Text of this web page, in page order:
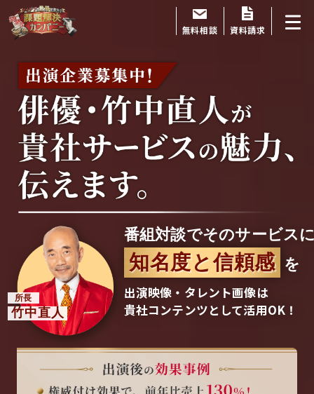
無料相談 資料請求
番組対談でそのサービス
知名度と信頼感 を
出演映像・タレント画像は
貴社コンテンツとして活用OK！
所長
竹中直人